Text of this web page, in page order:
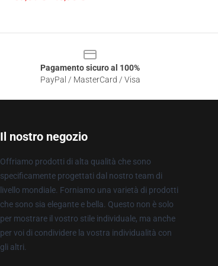
Pagamento sicuro al 100%
PayPal / MasterCard / Visa
Il nostro negozio
Offriamo prodotti di alta qualità che sono
specificamente progettati dal nostro team di
livello mondiale. Forniamo una varietà di prodotti
che sono sia elegante e bella. Questo non è solo
per mostrare il vostro stile individuale, ma anche
per voi di condividere la vostra individualità con
gli altri.